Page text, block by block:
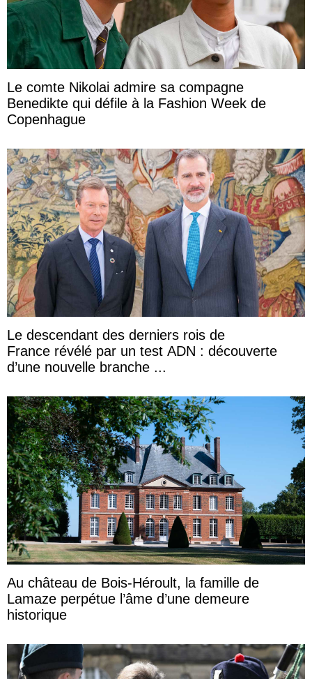
Le comte Nikolai admire sa compagne
Benedikte qui défile à la Fashion Week de
Copenhague
Le descendant des derniers rois de
France révélé par un test ADN : découverte
d’une nouvelle branche ...
Au château de Bois-Héroult, la famille de
Lamaze perpétue l’âme d’une demeure
historique